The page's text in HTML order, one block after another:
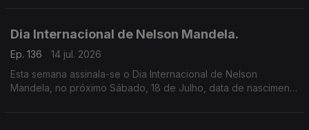
Dia Internacional de Nelson Mandela.
Ep. 136
14 jul. 2026
Esta semana assinala-se o Dia Internacional de Nelson
Mandela, no próximo Sábado, 18 de Julho, data de nascimento